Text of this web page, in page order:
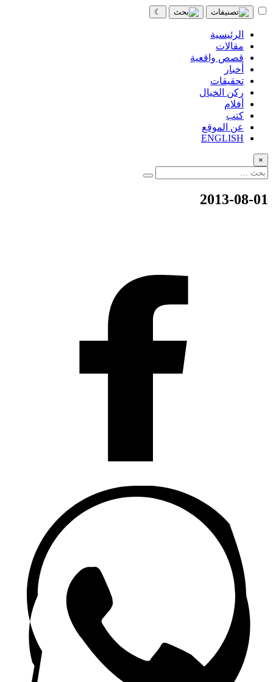
☾
الرئيسية
مقالات
قصص واقعية
أخبار
تحقيقات
ركن الخيال
أفلام
كتب
عن الموقع
ENGLISH
×
2013-08-01